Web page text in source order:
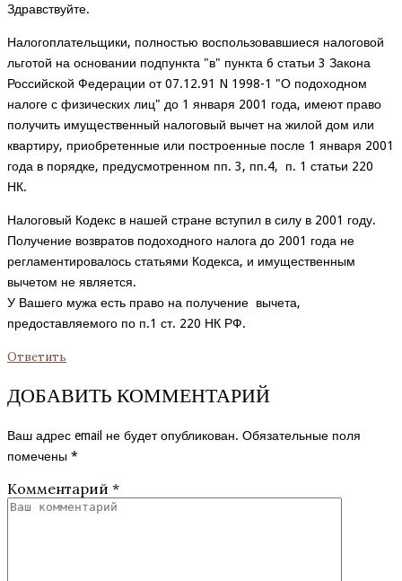
Здравствуйте.
Налогоплательщики, полностью воспользовавшиеся налоговой
льготой на основании подпункта "в" пункта 6 статьи 3 Закона
Российской Федерации от 07.12.91 N 1998-1 "О подоходном
налоге с физических лиц" до 1 января 2001 года, имеют право
получить имущественный налоговый вычет на жилой дом или
квартиру, приобретенные или построенные после 1 января 2001
года в порядке, предусмотренном пп. 3, пп.4, п. 1 статьи 220
НК.
Налоговый Кодекс в нашей стране вступил в силу в 2001 году.
Получение возвратов подоходного налога до 2001 года не
регламентировалось статьями Кодекса, и имущественным
вычетом не является.
У Вашего мужа есть право на получение вычета,
предоставляемого по п.1 ст. 220 НК РФ.
Ответить
ДОБАВИТЬ КОММЕНТАРИЙ
Ваш адрес email не будет опубликован. Обязательные поля
помечены *
Комментарий *